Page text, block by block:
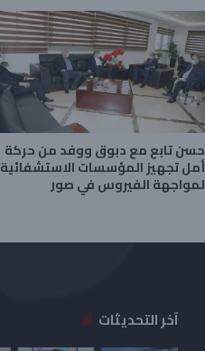
حسن تابع مع دبوق ووفد من حركة
أمل تجهيز المؤسسات الاستشفائية
لمواجهة الفيروس في صور
آخر التحديثات